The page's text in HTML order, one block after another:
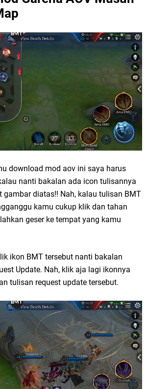
download mod aov ini saya harus
nanti bakalan ada icon tulisannya
gambar diatas!! Nah, kalau tulisan BMT
kamu cukup klik dan tahan
geser ke tempat yang kamu
ikon BMT tersebut nanti bakalan
Update. Nah, klik aja lagi ikonnya
tulisan request update tersebut.